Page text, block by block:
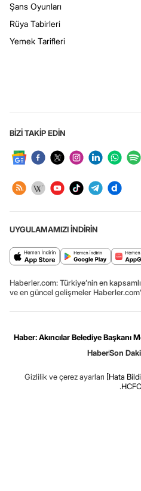
Şans Oyunları
Rüya Tabirleri
Yemek Tarifleri
BİZİ TAKİP EDİN
UYGULAMAMIZI İNDİRİN
Haberler.com: Türkiye’nin en
ve en güncel gelişmeler
Haber: Akıncılar Belediye Başkanı
HaberSon
Gizlilik ve çerez ayarları [Hata